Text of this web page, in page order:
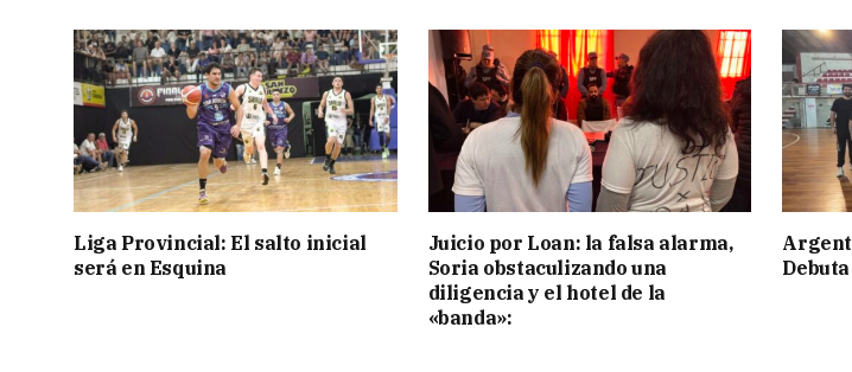
Liga Provincial: El salto inicial
será en Esquina
Juicio por Loan: la falsa alarma,
Soria obstaculizando una
diligencia y el hotel de la
«banda»: